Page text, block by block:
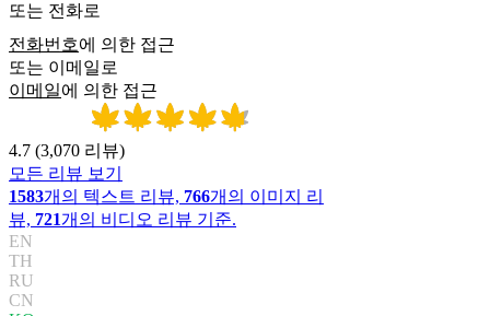
또는 전화로
전화번호에 의한 접근
또는 이메일로
이메일에 의한 접근
4.7 (3,070 리뷰)
모든 리뷰 보기
1583개의 텍스트 리뷰, 766개의 이미지 리
뷰, 721개의 비디오 리뷰 기준.
EN
TH
RU
CN